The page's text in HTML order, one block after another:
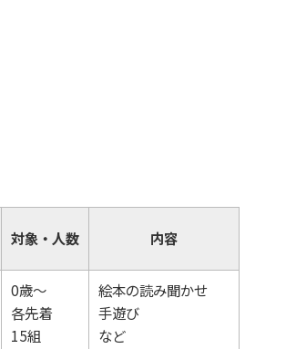
対象・人数 内容
0歳～
各先着
15組
絵本の読み聞かせ
手遊び
など